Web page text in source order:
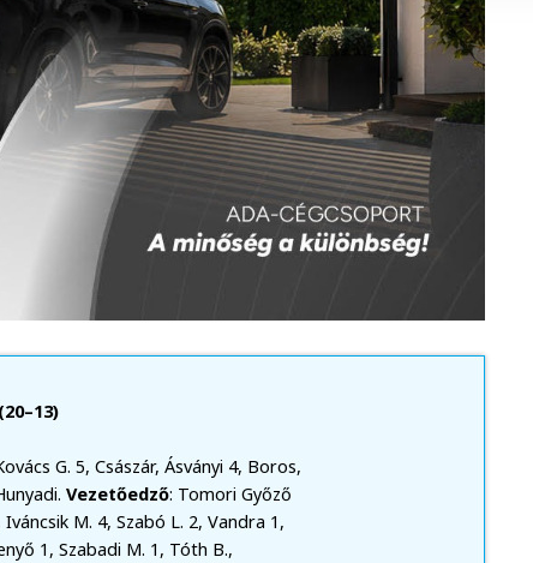
G. 5, Császár, Ásványi 4, Boros,
Vezetőedző: Tomori Győző
M. 4, Szabó L. 2, Vandra 1,
1, Szabadi M. 1, Tóth B.,